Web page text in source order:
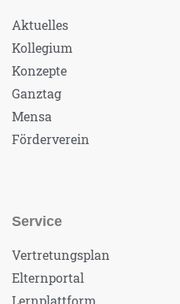
Aktuelles
Kollegium
Konzepte
Ganztag
Mensa
Förderverein
Service
Vertretungsplan
Elternportal
Lernplattform